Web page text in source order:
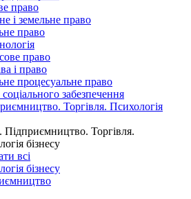
право
і земельне право
право
право
і право
процесуальне право
забезпечення
Торгівля. Психологія
Підприємництво. Торгівля.
бізнесу
всі
бізнесу